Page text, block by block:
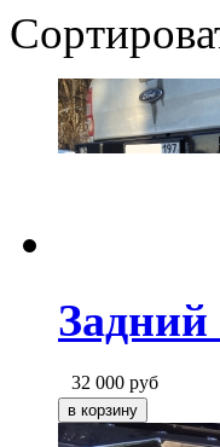
Задний
32 000 руб